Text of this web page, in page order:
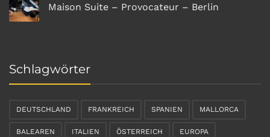
Maison Suite – Provocateur – Berlin
Schlagwörter
DEUTSCHLAND FRANKREICH SPANIEN MALLORCA
BALEAREN ITALIEN ÖSTERREICH EUROPA